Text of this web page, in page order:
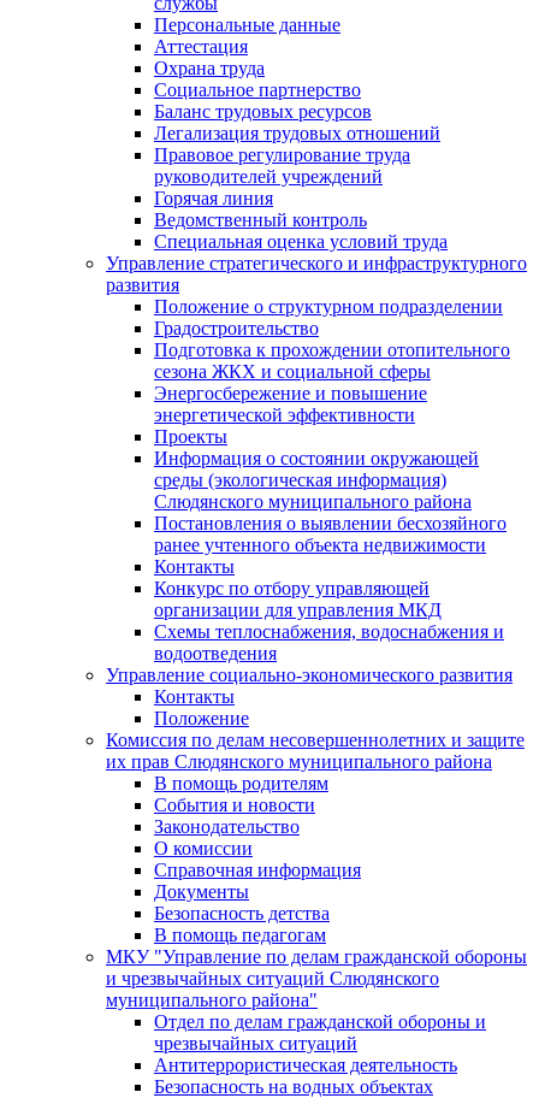
Персональные данные
Аттестация
Охрана труда
Социальное партнерство
Баланс трудовых ресурсов
Легализация трудовых отношений
Правовое регулирование труда
руководителей учреждений
Горячая линия
Ведомственный контроль
Специальная оценка условий труда
Управление стратегического и инфраструктурного
развития
Положение о структурном подразделении
Градостроительство
Подготовка к прохождении отопительного
сезона ЖКХ и социальной сферы
Энергосбережение и повышение
энергетической эффективности
Проекты
Информация о состоянии окружающей
среды (экологическая информация)
Слюдянского муниципального района
Постановления о выявлении бесхозяйного
ранее учтенного объекта недвижимости
Контакты
Конкурс по отбору управляющей
организации для управления МКД
Схемы теплоснабжения, водоснабжения и
водоотведения
Управление социально-экономического развития
Контакты
Положение
Комиссия по делам несовершеннолетних и защите
их прав Слюдянского муниципального района
В помощь родителям
События и новости
Законодательство
О комиссии
Справочная информация
Документы
Безопасность детства
В помощь педагогам
МКУ "Управление по делам гражданской обороны
и чрезвычайных ситуаций Слюдянского
муниципального района"
Отдел по делам гражданской обороны и
чрезвычайных ситуаций
Антитеррористическая деятельность
Безопасность на водных объектах